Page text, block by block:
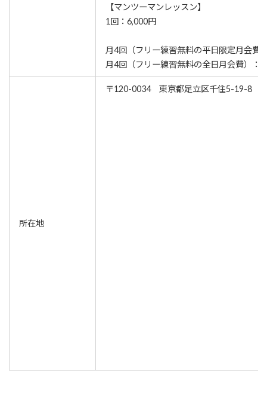
【マンツーマンレッスン】
1回：6,000円
月4回（フリー練習無料の平日限定月会費
月4回（フリー練習無料の全日月会費）：
所在地
〒120-0034 東京都足立区千住5-19-8